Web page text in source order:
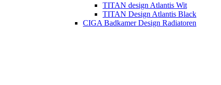
TITAN design Atlantis Wit
TITAN Design Atlantis Black
CIGA Badkamer Design Radiatoren